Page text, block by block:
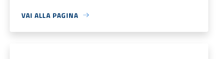
VAI ALLA PAGINA